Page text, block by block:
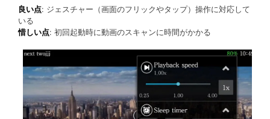
良い点: ジェスチャー（画面のフリックやタップ）操作に対応して
いる
惜しい点: 初回起動時に動画のスキャンに時間がかかる